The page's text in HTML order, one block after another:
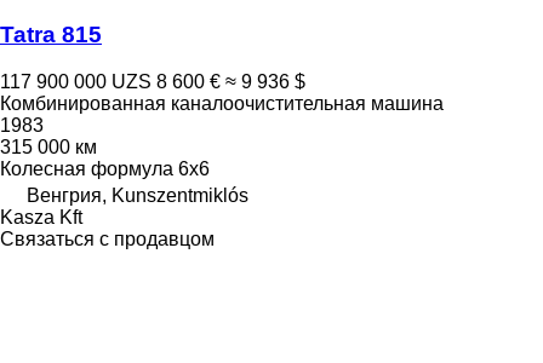
Tatra 815
117 900 000 UZS 8 600 € ≈ 9 936 $
Комбинированная каналоочистительная машина
1983
315 000 км
Колесная формула 6x6
Венгрия, Kunszentmiklós
Kasza Kft
Связаться с продавцом